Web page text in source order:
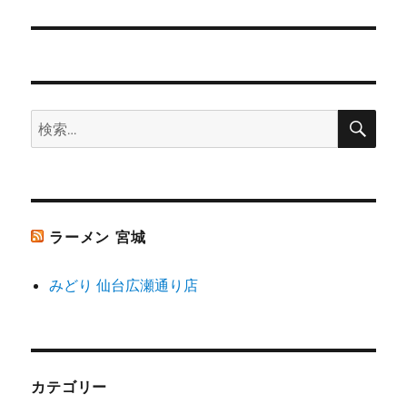
ー
ン
投
検
索:
検
ラーメン 宮城
みどり 仙台広瀬通り店
カテゴリー